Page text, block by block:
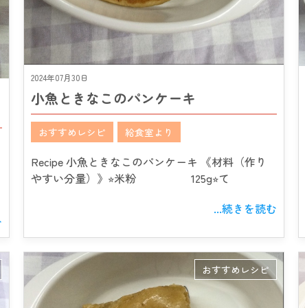
2024年07月30日
小魚ときなこのパンケーキ
おすすめレシピ 給食室より
Recipe 小魚ときなこのパンケーキ 《材料（作り
やすい分量）》⭐︎米粉 125g⭐︎て
...続きを読む
おすすめレシピ